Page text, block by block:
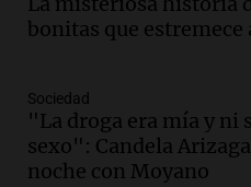
Audio.Más de la
reza en la
El dato confiable
Episodios
Audio.Cientos de
Cayetano
bonitas que estremece
Sociedad
"La droga era mía y ni
sexo": Candela
noche con Moyano